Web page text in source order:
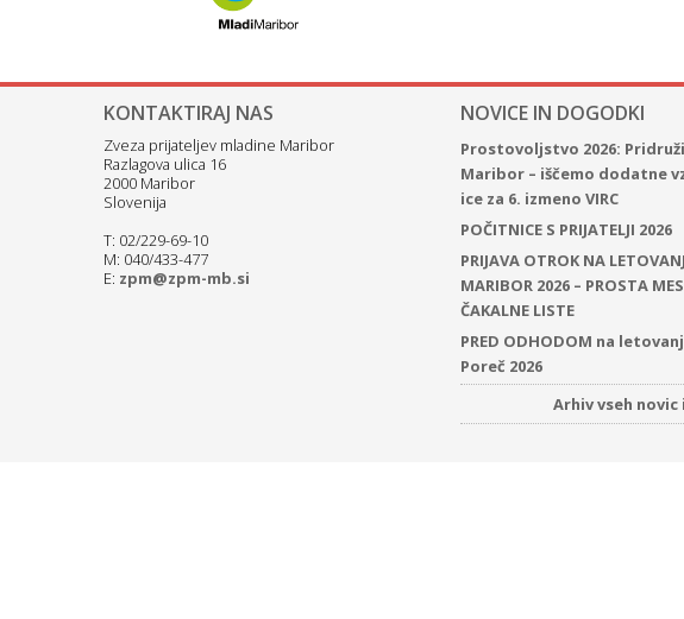
KONTAKTIRAJ NAS
Zveza prijateljev mladine Maribor
Razlagova ulica 16
2000 Maribor
Slovenija
T: 02/229-69-10
M: 040/433-477
E: zpm@zpm-mb.si
NOVICE IN DOGODKI
Prostovoljstvo 2026:
Maribor – iščemo dodatne
ice za 6. izmeno VIRC
POČITNICE S PRIJATELJI 2026
PRIJAVA OTROK NA
MARIBOR 2026 – PROSTA
ČAKALNE LISTE
PRED ODHODOM na
Poreč 2026
Arhiv vseh